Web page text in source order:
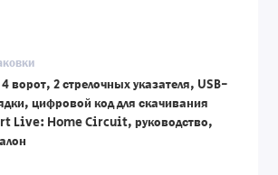
ворот, 2 стрелочных указателя, USB-
цифровой код для скачивания
Live: Home Circuit, руководство,